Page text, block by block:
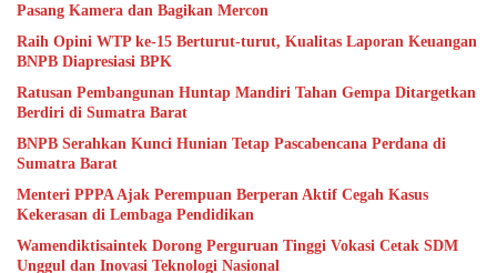
Pasang Kamera dan Bagikan Mercon
Raih Opini WTP ke-15 Berturut-turut, Kualitas Laporan Keuangan
BNPB Diapresiasi BPK
Ratusan Pembangunan Huntap Mandiri Tahan Gempa Ditargetkan
Berdiri di Sumatra Barat
BNPB Serahkan Kunci Hunian Tetap Pascabencana Perdana di
Sumatra Barat
Menteri PPPA Ajak Perempuan Berperan Aktif Cegah Kasus
Kekerasan di Lembaga Pendidikan
Wamendiktisaintek Dorong Perguruan Tinggi Vokasi Cetak SDM
Unggul dan Inovasi Teknologi Nasional